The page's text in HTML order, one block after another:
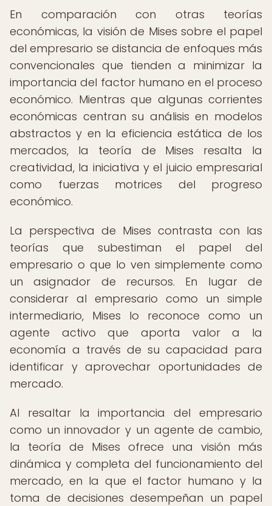
En comparación con otras teorías
económicas, la visión de Mises sobre el papel
del empresario se distancia de enfoques más
convencionales que tienden a minimizar la
importancia del factor humano en el proceso
económico. Mientras que algunas corrientes
económicas centran su análisis en modelos
abstractos y en la eficiencia estática de los
mercados, la teoría de Mises resalta la
creatividad, la iniciativa y el juicio empresarial
como fuerzas motrices del progreso
económico.
La perspectiva de Mises contrasta con las
teorías que subestiman el papel del
empresario o que lo ven simplemente como
un asignador de recursos. En lugar de
considerar al empresario como un simple
intermediario, Mises lo reconoce como un
agente activo que aporta valor a la
economía a través de su capacidad para
identificar y aprovechar oportunidades de
mercado.
Al resaltar la importancia del empresario
como un innovador y un agente de cambio,
la teoría de Mises ofrece una visión más
dinámica y completa del funcionamiento del
mercado, en la que el factor humano y la
toma de decisiones desempeñan un papel